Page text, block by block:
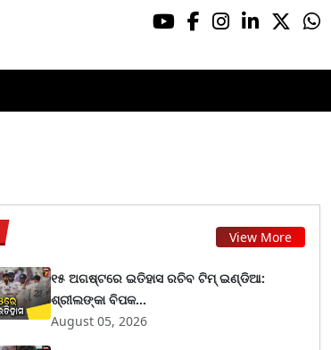
View More
୧୫ ଅଗଷ୍ଟରେ ଇତିହାସ ରଚିବ ଟିମ୍ ଇଣ୍ଡିଆ:
ଶ୍ରୀଲଙ୍କା ବିପକ...
August 05, 2026